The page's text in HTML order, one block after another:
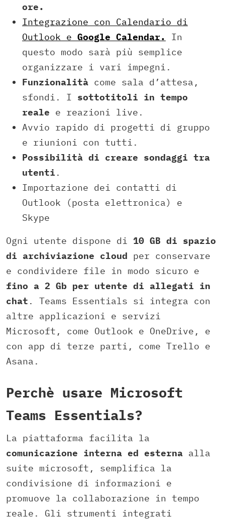
ore.
Integrazione con Calendario di
Outlook e Google Calendar.
In
questo modo sarà più semplice
organizzare i vari impegni.
Funzionalità come sala d’attesa,
sfondi. I sottotitoli in tempo
reale e reazioni live.
Avvio rapido di progetti di gruppo
e riunioni con tutti.
Possibilità di creare sondaggi tra
utenti .
Importazione dei contatti di
Outlook (posta elettronica) e
Skype
Ogni utente dispone di 10 GB di spazio
di archiviazione cloud per conservare
e condividere file in modo sicuro e
fino a 2 Gb per utente di allegati in
chat . Teams Essentials si integra con
altre applicazioni e servizi
Microsoft, come Outlook e OneDrive, e
con app di terze parti, come Trello e
Asana.
Perchè usare Microsoft
Teams Essentials?
La piattaforma facilita la
comunicazione interna ed esterna alla
suite microsoft, semplifica la
condivisione di informazioni e
promuove la collaborazione in tempo
reale. Gli strumenti integrati